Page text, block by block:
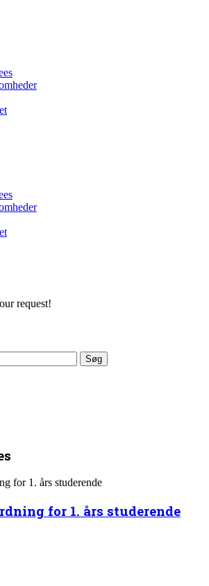
request!
for 1. års studerende